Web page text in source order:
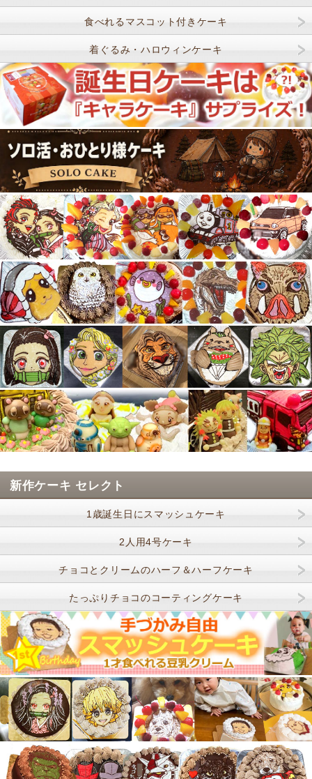
食べれるマスコット付きケーキ
着ぐるみ・ハロウィンケーキ
新作ケーキ セレクト
1歳誕生日にスマッシュケーキ
2人用4号ケーキ
チョコとクリームのハーフ＆ハーフケーキ
たっぷりチョコのコーティングケーキ